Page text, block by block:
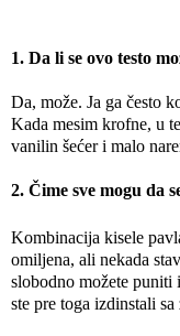
1. Da li se ovo testo
Da, može. Ja ga često
Kada mesim krofne, u
vanilin šećer i malo
2. Čime sve mogu da
Kombinacija kisele
omiljena, ali nekada
slobodno možete
ste pre toga izdinstali sa